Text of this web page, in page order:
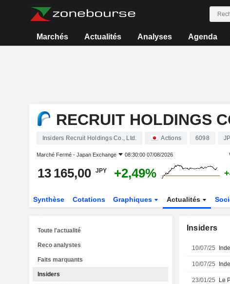
Marchés Actualités Analyses Agenda
RECRUIT HOLDINGS
Insiders Recruit Holdings Co., Ltd. Actions 6098
Marché Fermé - Japan Exchange 08:30:00 07/08/2026
13 165,00 JPY +2,49%
Synthèse Cotations Graphiques Actualités
Insiders
10/07/25
10/07/25
23/01/25
Toute l'actualité
Reco analystes
Faits marquants
Insiders